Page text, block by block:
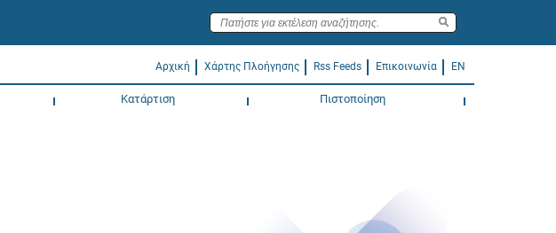
Αρχική Χάρτης Πλοήγησης Rss Feeds Επικοινωνία EN
Κατάρτιση Πιστοποίηση